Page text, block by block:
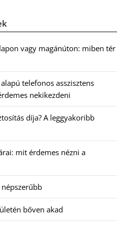
vagy magánúton: miben tér
telefonos asszisztens
nekikezdeni
díja? A leggyakoribb
mit érdemes nézni a
bőven akad